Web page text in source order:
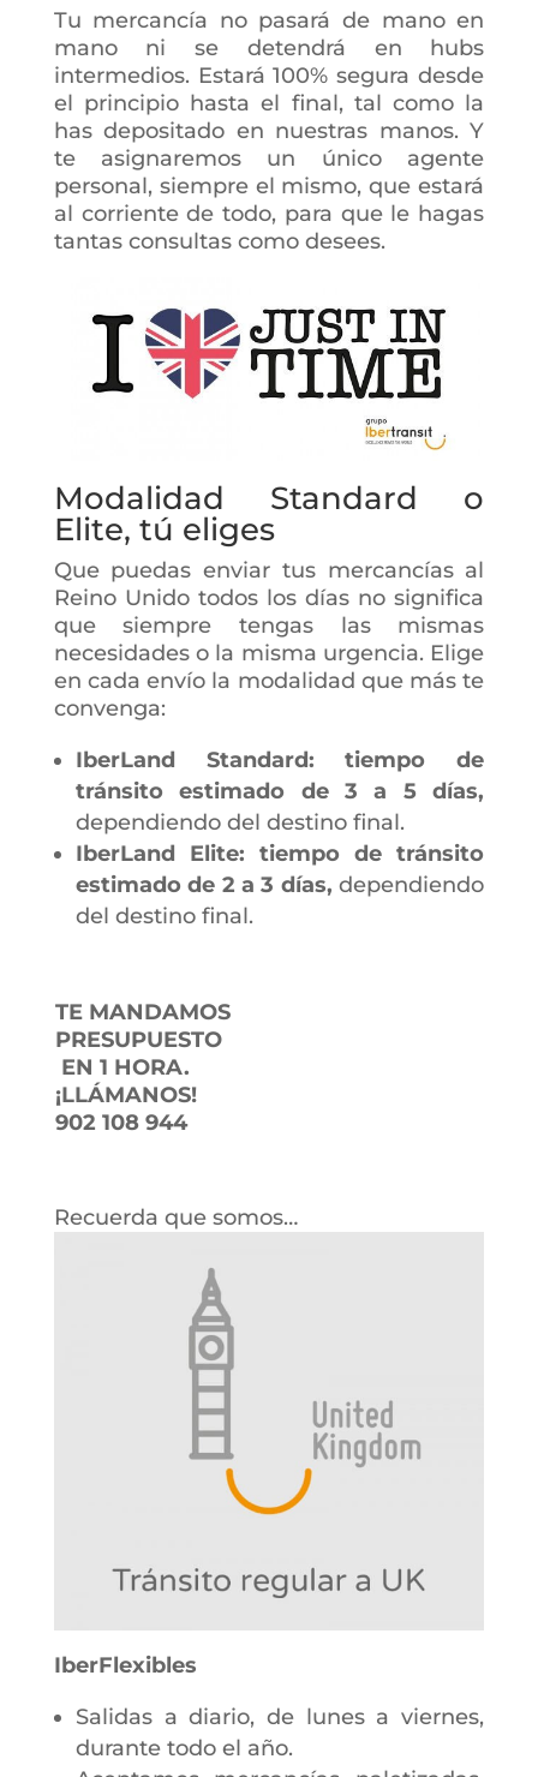
Tu mercancía no pasará de mano en
mano ni se detendrá en hubs
intermedios. Estará 100% segura desde
el principio hasta el final, tal como la
has depositado en nuestras manos. Y
te asignaremos un único agente
personal, siempre el mismo, que estará
al corriente de todo, para que le hagas
tantas consultas como desees.
Modalidad Standard o
Elite, tú eliges
Que puedas enviar tus mercancías al
Reino Unido todos los días no significa
que siempre tengas las mismas
necesidades o la misma urgencia. Elige
en cada envío la modalidad que más te
convenga:
IberLand Standard: tiempo de
tránsito estimado de 3 a 5 días,
dependiendo del destino final.
IberLand Elite: tiempo de tránsito
estimado de 2 a 3 días,dependiendo
del destino final.
TE MANDAMOS
PRESUPUESTO
EN 1 HORA.
¡LLÁMANOS!
902 108 944
Recuerda que somos…
IberFlexibles
Salidas a diario, de lunes a viernes,
durante todo el año.